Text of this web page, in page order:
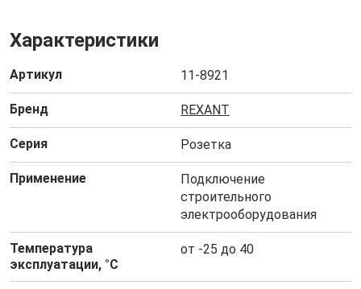
Характеристики
Артикул 11-8921
Бренд REXANT
Серия Розетка
Применение
Подключение
строительного
электрооборудования
Температура
эксплуатации, °C
от -25 до 40